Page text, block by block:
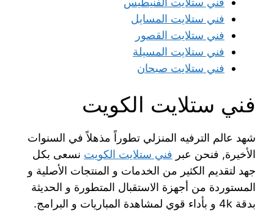
فني ستلايت المسايل
فني ستلايت القصور
فني ستلايت المسيلة
فني ستلايت صبحان
فني ستلايت الكويت
شهد عالم الترفيه المنزلي تطوراً مذهلاً في السنوات
الأخيرة, فنحن عبر فني ستلايت الكويت نسعى بكل
جهد لتقديم الكثير من الخدمات و المنتجات الأصلية و
المستوردة من أجهزة الاستقبال المتطورة و الحديثة
بدقة 4k و بأداء قوي لمشاهدة المباريات و البرامج.